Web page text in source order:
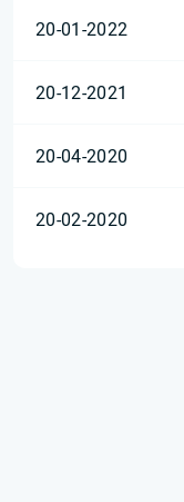
20-01-2022
20-12-2021
20-04-2020
20-02-2020